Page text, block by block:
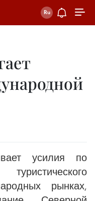
усилия по
рынках,